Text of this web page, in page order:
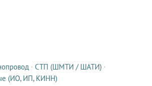
· СТП (ШМТИ / ШАТИ) ·
(ИО, ИП, КИНН)